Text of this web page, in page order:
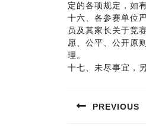
定的各项规定，如
十六、各参赛单位
员及其家长关于竞
愿、公平、公开原
理。
十七、未尽事宜，
PREVIOUS